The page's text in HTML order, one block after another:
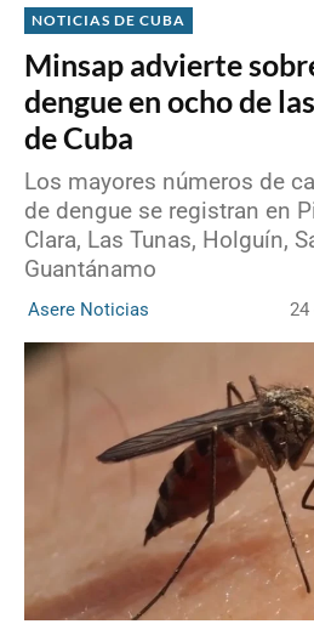
NOTICIAS DE CUBA
Minsap advierte
dengue en ocho de
de Cuba
Los mayores números de
de dengue se registran en
Clara, Las Tunas, Holguín,
Guantánamo
Asere Noticias 24